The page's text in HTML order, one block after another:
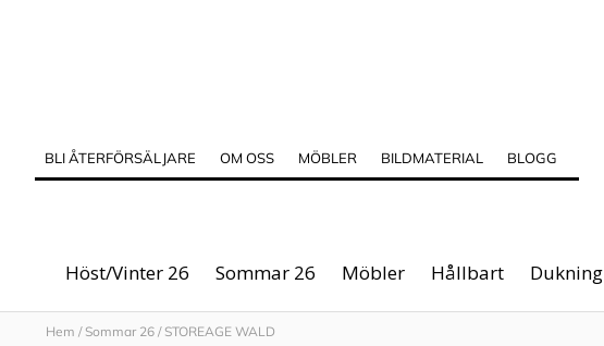
BLI ÅTERFÖRSÄLJARE OM OSS MÖBLER BILDMATERIAL BLOGG
Höst/Vinter 26 Sommar 26 Möbler Hållbart Dukning
Hem / Sommar 26 / STOREAGE WALD